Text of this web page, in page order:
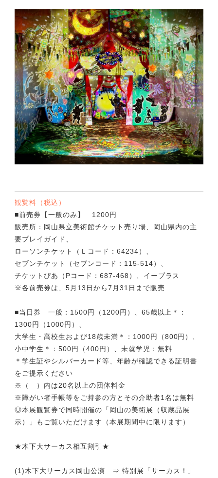
観覧料（税込）
■前売券【一般のみ】 1200円
販売所：岡山県立美術館チケット売り場、岡山県内の主
要プレイガイド、
ローソンチケット（Ｌコード：64234）、
セブンチケット（セブンコード：115-514）、
チケットぴあ（Pコード：687-468）、イープラス
※各前売券は、5月13日から7月31日まで販売
■当日券 一般：1500円（1200円）、65歳以上＊：
1300円（1000円）、
大学生・高校生および18歳未満＊：1000円（800円）、
小中学生＊：500円（400円）、未就学児：無料
＊学生証やシルバーカード等、年齢が確認できる証明書
をご提示ください
※（ ）内は20名以上の団体料金
※障がい者手帳等をご持参の方とその介助者1名は無料
◎本展観覧券で同時開催の「岡山の美術展（収蔵品展
示）」もご覧いただけます（本展期間中に限ります）
★木下大サーカス相互割引★
(1)木下大サーカス岡山公演 ⇒ 特別展「サーカス！」